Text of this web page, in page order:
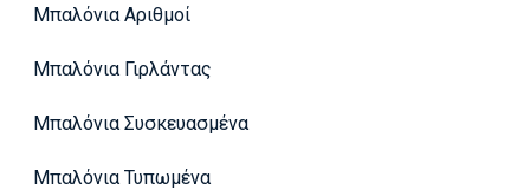
Μπαλόνια Αριθμοί
Μπαλόνια Γιρλάντας
Μπαλόνια Συσκευασμένα
Μπαλόνια Τυπωμένα